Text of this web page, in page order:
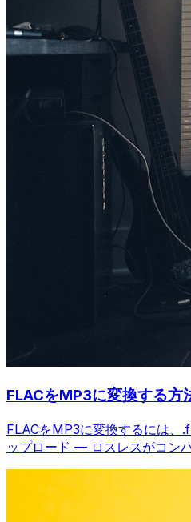
FLACをMP3に変換する方
FLACをMP3に変換するには
ップロード — ロスレスがコン